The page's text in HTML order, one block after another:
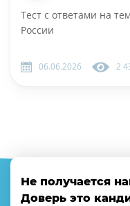
Тест с ответами на
России
06.06.2026 2
Не получается
Доверь это